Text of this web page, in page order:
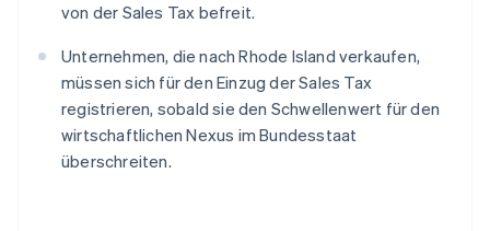
von der Sales Tax befreit.
Unternehmen, die nach Rhode Island verkaufen,
müssen sich für den Einzug der Sales Tax
registrieren, sobald sie den Schwellenwert für den
wirtschaftlichen Nexus im Bundesstaat
überschreiten.